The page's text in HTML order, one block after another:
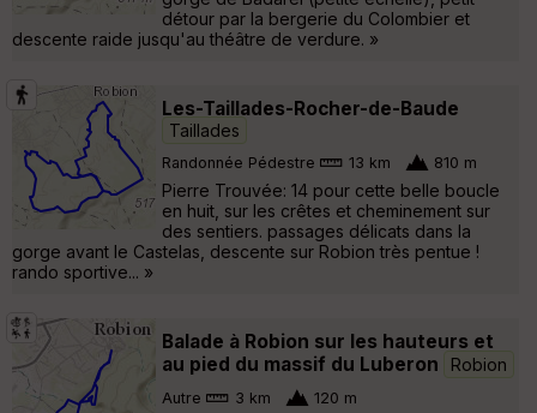
détour par la bergerie du Colombier et
descente raide jusqu'au théâtre de verdure. »
Les-Taillades-Rocher-de-Baude
Taillades
Randonnée Pédestre 13 km 810 m
Pierre Trouvée: 14 pour cette belle boucle
en huit, sur les crêtes et cheminement sur
des sentiers. passages délicats dans la
gorge avant le Castelas, descente sur Robion très pentue !
rando sportive... »
Balade à Robion sur les hauteurs et
au pied du massif du Luberon
Robion
Autre 3 km 120 m